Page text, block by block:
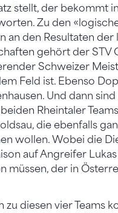
stellt, der bekommt
Zu den
an den Resultaten der
gehört der STV
Schweizer
Feld ist. Ebenso
Und dann
Rheintaler
die ebenfalls
wollen. Wobei die
auf Angreifer
müssen, der in
zu diesen vier Teams